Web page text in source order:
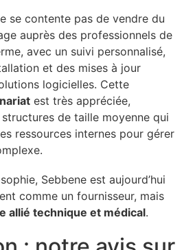
se contente pas de vendre du
auprès des professionnels de
avec un suivi personnalisé,
et des mises à jour
logicielles. Cette
est très appréciée,
de taille moyenne qui
ressources internes pour gérer
Sebbene est aujourd’hui
comme un fournisseur, mais
allié technique et médical.